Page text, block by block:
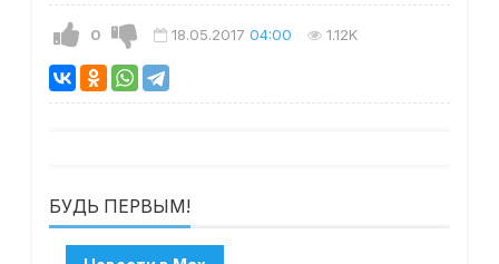
0 18.05.2017 04:00 1.12K
БУДЬ ПЕРВЫМ!